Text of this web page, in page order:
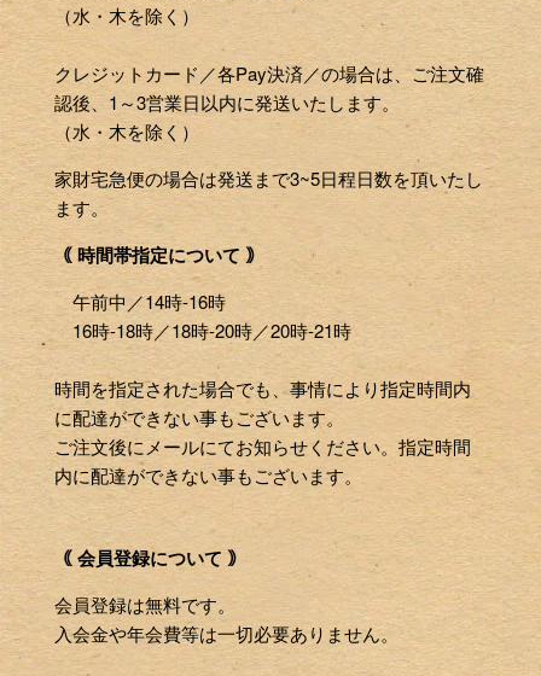
（水・木を除く）
クレジットカード／各Pay決済／の場合は、ご注文確
認後、1～3営業日以内に発送いたします。
（水・木を除く）
家財宅急便の場合は発送まで3~5日程日数を頂いたし
ます。
｟ 時間帯指定について ｠
午前中／14時-16時
16時-18時／18時-20時／20時-21時
時間を指定された場合でも、事情により指定時間内
に配達ができない事もございます。
ご注文後にメールにてお知らせください。指定時間
内に配達ができない事もございます。
｟ 会員登録について ｠
会員登録は無料です。
入会金や年会費等は一切必要ありません。